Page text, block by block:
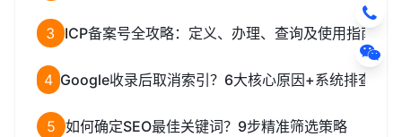
3 ICP备案号全攻略：定义、办理、查询及使用指南
4 Google收录后取消索引？6大核心原因+系统排查解
5 如何确定SEO最佳关键词？9步精准筛选策略